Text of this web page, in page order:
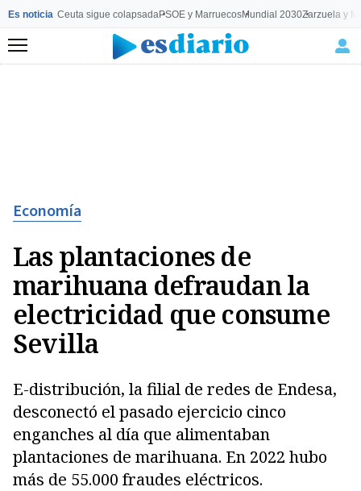
Es noticia Ceuta sigue colapsadaPSOE y MarruecosMundial 2030Zarzuela y
Menú
Economía
Las plantaciones de
marihuana defraudan la
electricidad que consume
Sevilla
E-distribución, la filial de redes de Endesa,
desconectó el pasado ejercicio cinco
enganches al día que alimentaban
plantaciones de marihuana. En 2022 hubo
más de 55.000 fraudes eléctricos.